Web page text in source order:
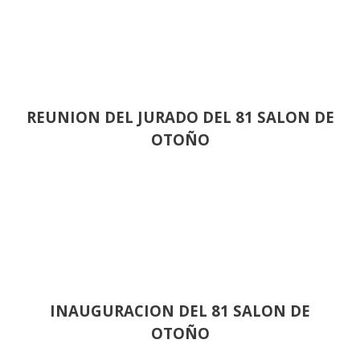
REUNION DEL JURADO DEL 81 SALON DE
OTOÑO
INAUGURACION DEL 81 SALON DE
OTOÑO